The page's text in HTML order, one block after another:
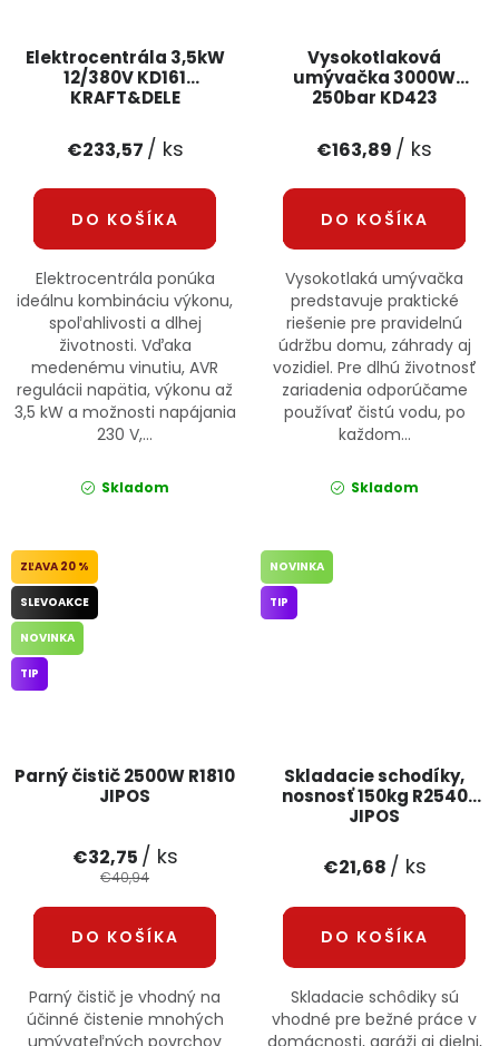
Elektrocentrála 3,5kW
12/380V KD161
KRAFT&DELE
€233,57 / ks
DO KOŠÍKA
Elektrocentrála ponúka
ideálnu kombináciu výkonu,
spoľahlivosti a dlhej
životnosti. Vďaka
medenému vinutiu, AVR
regulácii napätia, výkonu až
3,5 kW a možnosti napájania
230 V,...
Skladom
Vysokotlaková
umývačka 3000W
250bar KD423
€163,89 / ks
DO KOŠÍKA
Vysokotlaká umývačka
predstavuje praktické
riešenie pre pravidelnú
údržbu domu, záhrady aj
vozidiel. Pre dlhú životnosť
zariadenia odporúčame
používať čistú vodu, po
každom...
Skladom
Parný čistič 2500W R1810
JIPOS
20 %
SLEVOAKCE
NOVINKA
TIP
€32,75 / ks
€40,94
DO KOŠÍKA
Parný čistič je vhodný na
účinné čistenie mnohých
umývateľných povrchov
Skladacie schodíky,
nosnosť 150kg R2540
JIPOS
NOVINKA
TIP
€21,68 / ks
DO KOŠÍKA
Skladacie schôdiky sú
vhodné pre bežné práce v
domácnosti, garáži aj dielni,